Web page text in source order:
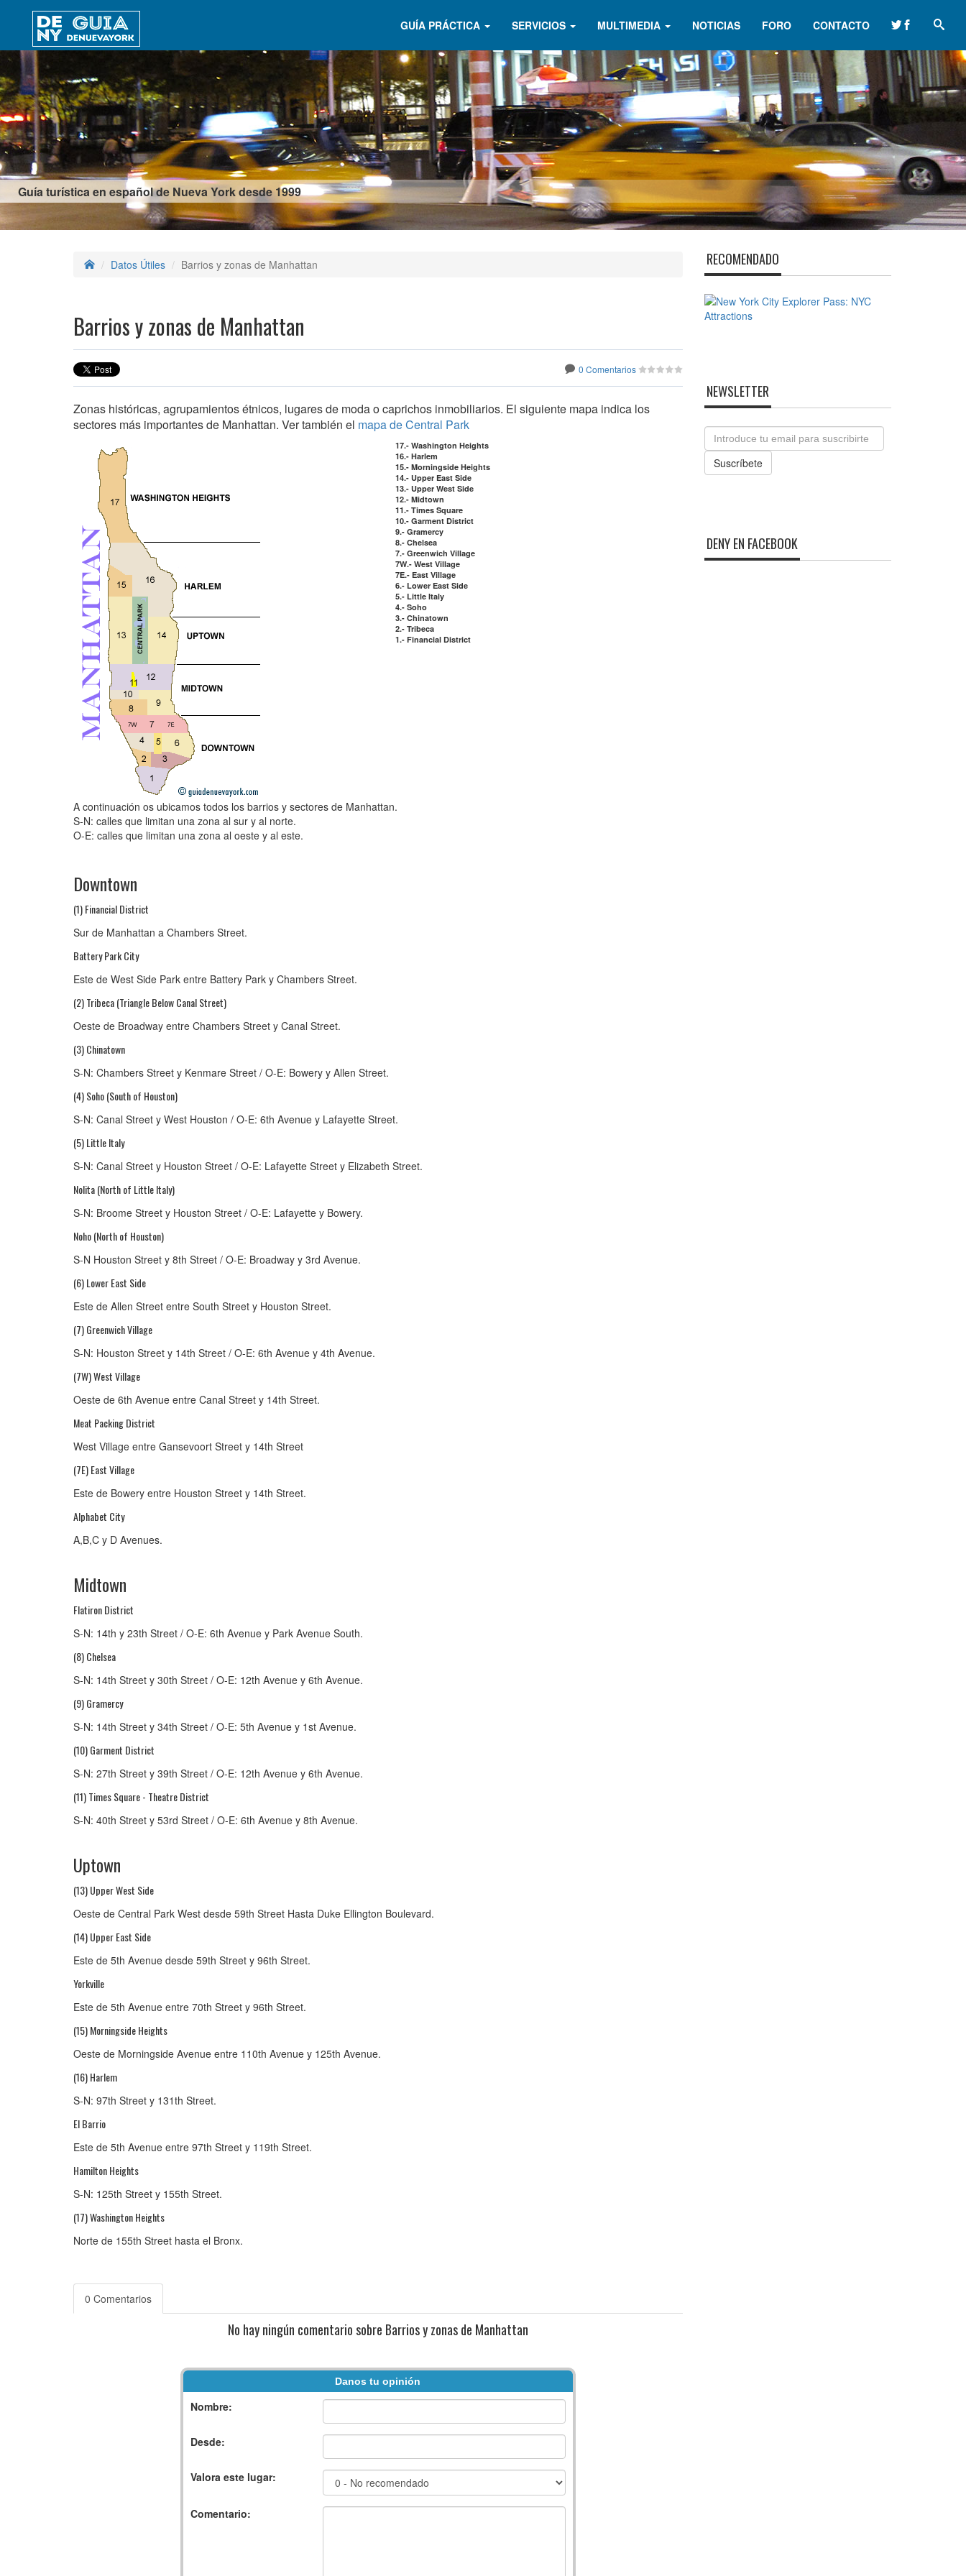
Guía turística en español de Nueva York desde 1999
GUÍA PRÁCTICA SERVICIOS MULTIMEDIA NOTICIAS FORO CONTACTO
Datos Útiles Barrios y zonas de Manhattan
Barrios y zonas de Manhattan
0 Comentarios
Zonas históricas, agrupamientos étnicos, lugares de moda o caprichos inmobiliarios. El siguiente mapa indica los
sectores más importantes de Manhattan. Ver también el mapa de Central Park
17.- Washington Heights
16.- Harlem
15.- Morningside Heights
14.- Upper East Side
13.- Upper West Side
12.- Midtown
11.- Times Square
10.- Garment District
9.- Gramercy
8.- Chelsea
7.- Greenwich Village
7W.- West Village
7E.- East Village
6.- Lower East Side
5.- Little Italy
4.- Soho
3.- Chinatown
2.- Tribeca
1.- Financial District
A continuación os ubicamos todos los barrios y sectores de Manhattan.
S-N: calles que limitan una zona al sur y al norte.
O-E: calles que limitan una zona al oeste y al este.
Downtown
(1) Financial District
Sur de Manhattan a Chambers Street.
Battery Park City
Este de West Side Park entre Battery Park y Chambers Street.
(2) Tribeca (Triangle Below Canal Street)
Oeste de Broadway entre Chambers Street y Canal Street.
(3) Chinatown
S-N: Chambers Street y Kenmare Street / O-E: Bowery y Allen Street.
(4) Soho (South of Houston)
S-N: Canal Street y West Houston / O-E: 6th Avenue y Lafayette Street.
(5) Little Italy
S-N: Canal Street y Houston Street / O-E: Lafayette Street y Elizabeth Street.
Nolita (North of Little Italy)
S-N: Broome Street y Houston Street / O-E: Lafayette y Bowery.
Noho (North of Houston)
S-N Houston Street y 8th Street / O-E: Broadway y 3rd Avenue.
(6) Lower East Side
Este de Allen Street entre South Street y Houston Street.
(7) Greenwich Village
S-N: Houston Street y 14th Street / O-E: 6th Avenue y 4th Avenue.
(7W) West Village
Oeste de 6th Avenue entre Canal Street y 14th Street.
Meat Packing District
West Village entre Gansevoort Street y 14th Street
(7E) East Village
Este de Bowery entre Houston Street y 14th Street.
Alphabet City
A,B,C y D Avenues.
Midtown
Flatiron District
S-N: 14th y 23th Street / O-E: 6th Avenue y Park Avenue South.
(8) Chelsea
S-N: 14th Street y 30th Street / O-E: 12th Avenue y 6th Avenue.
(9) Gramercy
S-N: 14th Street y 34th Street / O-E: 5th Avenue y 1st Avenue.
(10) Garment District
S-N: 27th Street y 39th Street / O-E: 12th Avenue y 6th Avenue.
(11) Times Square - Theatre District
S-N: 40th Street y 53rd Street / O-E: 6th Avenue y 8th Avenue.
Uptown
(13) Upper West Side
Oeste de Central Park West desde 59th Street Hasta Duke Ellington Boulevard.
(14) Upper East Side
Este de 5th Avenue desde 59th Street y 96th Street.
Yorkville
Este de 5th Avenue entre 70th Street y 96th Street.
(15) Morningside Heights
Oeste de Morningside Avenue entre 110th Avenue y 125th Avenue.
(16) Harlem
S-N: 97th Street y 131th Street.
El Barrio
Este de 5th Avenue entre 97th Street y 119th Street.
Hamilton Heights
S-N: 125th Street y 155th Street.
(17) Washington Heights
Norte de 155th Street hasta el Bronx.
0 Comentarios
No hay ningún comentario sobre Barrios y zonas de Manhattan
Danos tu opinión
Nombre:
Desde:
Valora este lugar:
Comentario:
RECOMENDADO
NEWSLETTER
Email
Suscríbete
DENY EN FACEBOOK